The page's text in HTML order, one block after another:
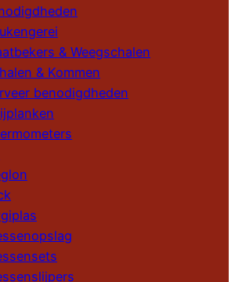
& Weegschalen
& Kommen
benodigdheden